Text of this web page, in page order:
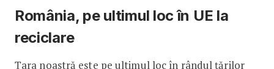
România, pe ultimul loc în UE la
reciclare
Țara noastră este pe ultimul loc în rândul țărilor